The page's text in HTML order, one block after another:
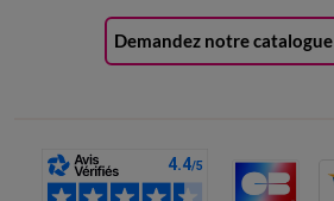
Demandez notre catalogue